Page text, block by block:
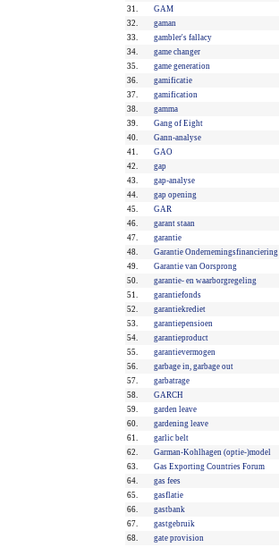
31.
GAM
32.
gaman
33.
gambler's fallacy
34.
game changer
35.
game generation
36.
gamificatie
37.
gamification
38.
gamma
39.
Gang of Eight
40.
Gann-analyse
41.
GAO
42.
gap
43.
gap-analyse
44.
gap opening
45.
GAR
46.
garant staan
47.
garantie
48.
Garantie Ondernemingsfinanciering
49.
Garantie van Oorsprong
50.
garantie- en waarborgregeling
51.
garantiefonds
52.
garantiekrediet
53.
garantiepensioen
54.
garantieproduct
55.
garantievermogen
56.
garbage in, garbage out
57.
garbatrage
58.
GARCH
59.
garden leave
60.
gardening leave
61.
garlic belt
62.
Garman-Kohlhagen (optie-)model
63.
Gas Exporting Countries Forum
64.
gas fees
65.
gasflatie
66.
gastbank
67.
gastgebruik
68.
gate provision